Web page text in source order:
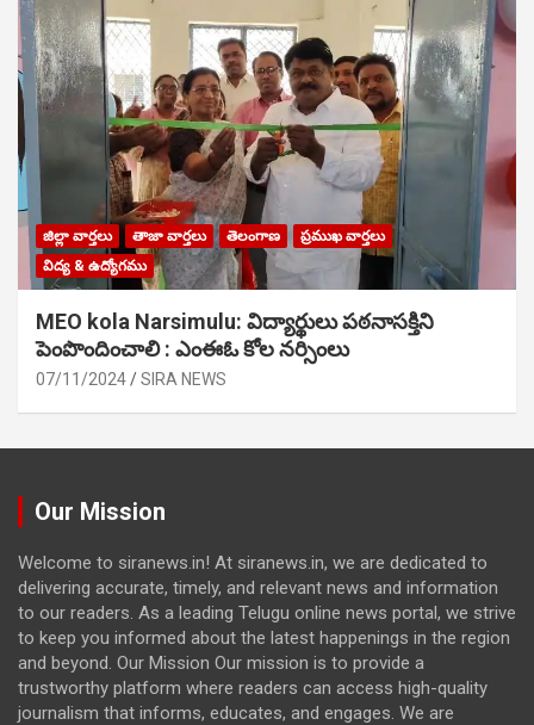
జిల్లా వార్తలు తాజా వార్తలు తెలంగాణ
ప్రముఖ వార్తలు
విద్య & ఉద్యోగము
MEO kola Narsimulu: విద్యార్థులు పఠ‌నాసక్తిని
పెంపొందించాలి : ఎంఈఓ కోల నర్సింలు
07/11/2024 SIRA NEWS
Our Mission
Welcome to siranews.in! At siranews.in, we are dedicated to
delivering accurate, timely, and relevant news and information
to our readers. As a leading Telugu online news portal, we strive
to keep you informed about the latest happenings in the region
and beyond. Our Mission Our mission is to provide a
trustworthy platform where readers can access high-quality
journalism that informs, educates, and engages. We are